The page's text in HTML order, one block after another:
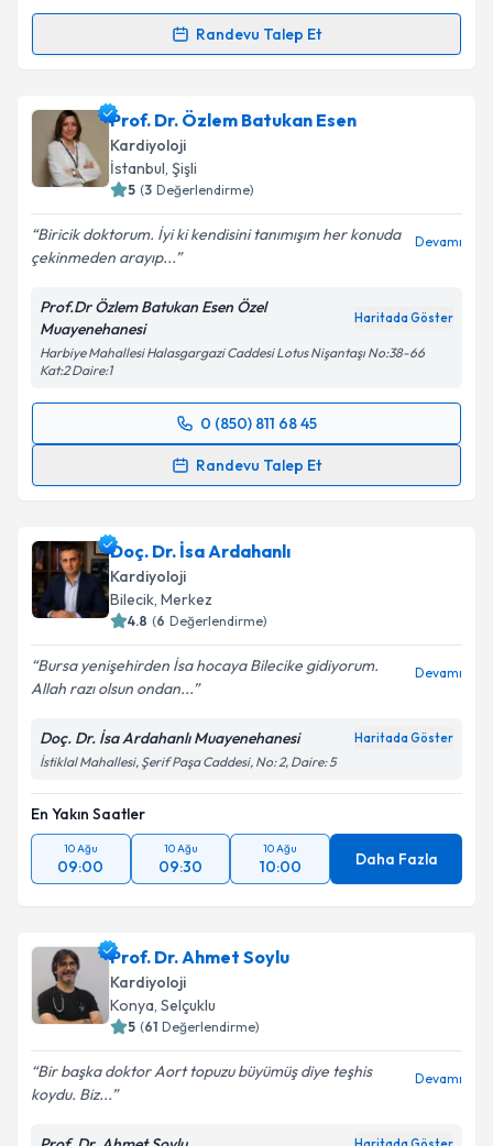
Kişisel verilerimin işlenmesine ilişkinAydınlatma
'ni okudum ve kişisel verilerimin belirtilen
kapsamda işlenmesini kabul ediyorum.
Takvim Talebini Gönder
Randevu Talep Et
Randevu Takvimi Talebi
Uzm. Dr. Bayram Köroğluiçin randevu takvimi talebi
oluşturun. Size bu uzmandan randevu almanız için bir
takvim hazırlandığında e-posta ile bilgilendireceğiz.
Kişisel verilerimin işlenmesine ilişkin
Aydınlatma
Metni'ni okudum ve kişisel verilerimin belirtilen
kapsamda işlenmesini kabul ediyorum.
Takvim Talebini Gönder
Prof. Dr. Özlem Batukan Esen
Kardiyoloji
İstanbul, Şişli
5 (3 Değerlendirme)
Biricik doktorum. İyi ki kendisini tanımışım her konuda
çekinmeden arayıp...
Devamı
Prof.Dr Özlem Batukan Esen Özel
Muayenehanesi
Haritada Göster
Harbiye Mahallesi Halasgargazi Caddesi Lotus Nişantaşı No:38-66
Kat:2 Daire:1
0 (850) 811 68 45
Randevu Talep Et
Randevu Takvimi Talebi
için bir takvim hazırlandığında e-posta ile
bilgilendireceğiz.
E-posta Adresiniz
Metni'ni okudum ve kişisel verilerimin belirtilen
kapsamda işlenmesini kabul ediyorum.
Takvim Talebini Gönder
Doç. Dr. İsa Ardahanlı
Kardiyoloji
Bilecik, Merkez
4.8 (6 Değerlendirme)
Bursa yenişehirden İsa hocaya Bilecike gidiyorum.
Allah razı olsun ondan...
Devamı
Doç. Dr. İsa Ardahanlı Muayenehanesi Haritada Göster
İstiklal Mahallesi, Şerif Paşa Caddesi, No: 2, Daire: 5
En Yakın Saatler
10 Ağu
09:00
10 Ağu
09:30
10 Ağu
10:00 Daha Fazla
Prof. Dr. Ahmet Soylu
Kardiyoloji
Konya, Selçuklu
5 (61 Değerlendirme)
Bir başka doktor Aort topuzu büyümüş diye teşhis
koydu. Biz...
Devamı